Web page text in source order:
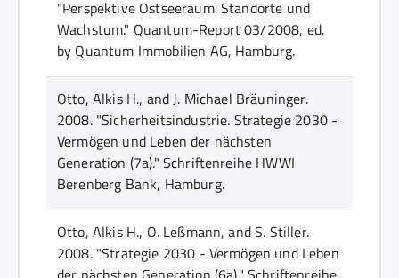
"Perspektive Ostseeraum: Standorte und
Wachstum." Quantum-Report 03/2008, ed.
by Quantum Immobilien AG, Hamburg.
Otto, Alkis H., and J. Michael Bräuninger.
2008."Sicherheitsindustrie. Strategie 2030 -
Vermögen und Leben der nächsten
Generation (7a)." Schriftenreihe HWWI
Berenberg Bank, Hamburg.
Otto, Alkis H., O. Leßmann, and S. Stiller.
2008."Strategie 2030 - Vermögen und Leben